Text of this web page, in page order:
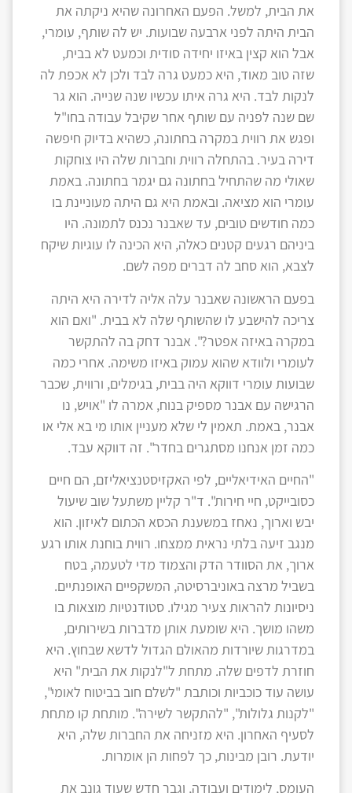
את הבית, למשל. הפעם האחרונה שהיא ניקתה את
הבית היתה לפני ארבעה שבועות. יש לה שותף, עומרי,
אבל הוא קצין באיזו יחידה סודית וכמעט לא בבית,
שזה טוב מאוד, היא כמעט גרה לבד ולכן לא אכפת לה
לנקות לבד. היא גרה איתו עכשיו שנה שנייה. הוא גר
שם שנה לפניה עם שותף אחר שקיבל עבודה בחו"ל
ופגש את רווית במקרה בחתונה, כשהיא בדיוק חיפשה
דירה בעיר. בהתחלה רווית וחברות שלה היו צוחקות
שאולי מה שהתחיל בחתונה גם יגמר בחתונה. באמת
עומרי הוא מציאה. ובאמת היא גם היתה מעוניינת בו
כמה חודשים טובים, עד שאבנר נכנס לתמונה. היו
ביניהם רגעים קטנים כאלה, היא הכינה לו עוגיות שיקח
לצבא, הוא סחב לה דברים מפה לשם.
בפעם הראשונה שאבנר עלה אליה לדירה היא היתה
צריכה להישבע לו שהשותף שלה לא בבית. "ואם הוא
במקרה באיזה אפטר?". אבנר דחק בה להתקשר
לעומרי ולוודא שהוא עמוק באיזו משימה. אחרי כמה
שבועות עומרי דווקא היה בבית, בגימלים, ורווית, שכבר
הרגישה עם אבנר מספיק בנוח, אמרה לו "אויש, נו
אבנר, באמת. תאמין לי שלא מעניין אותו מי בא אלי או
כמה זמן אנחנו מסתגרים בחדר". זה דווקא עבד.
"החיים האידיאליים, לפי האקזיסטנציאליזם, הם חיים
כסובייקט, חיי חירות". ד"ר קליין משתעל שוב שיעול
יבש וארוך, נאחז במשענת הכסא הכתום לאיזון. הוא
מנגב זיעה בלתי נראית ממצחו. רווית בוחנת אותו רגע
ארוך, את הסוודר הדק והצמוד מדי לטעמה, בטח
בשביל מרצה באוניברסיטה, המשקפיים האופנתיים.
ניסיונות להראות צעיר מגילו. סטודנטיות מוצאות בו
משהו מושך. היא שומעת אותן מדברות בשירותים,
במדרגות שיורדות מהאולם הגדול לדשא שבחוץ. היא
חוזרת לדפים שלה. מתחת ל"לנקות את הבית" היא
עושה עוד כוכביות וכותבת "לשלם חוב בביטוח לאומי",
"לקנות גלולות", "להתקשר לשירה". מותחת קו מתחת
לסעיף האחרון. היא מזניחה את החברות שלה, היא
יודעת. רובן מבינות, כך לפחות הן אומרות.
העומס, לימודים ועבודה, וגבר חדש שעוד גונב את